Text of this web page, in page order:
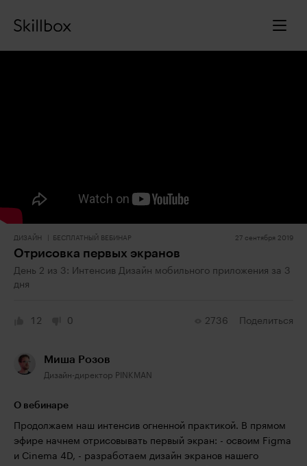
ДИЗАЙН БЕСПЛАТНЫЙ ВЕБИНАР 27 сентября 2019
Отрисовка первых экранов
День 2 из 3: Интенсив Дизайн мобильного приложения за 3
дня
12 0 2736 Поделиться
Миша Розов
Дизайн-директор PINKMAN
О вебинаре
Продолжаем наш интенсив огненной практикой. В прямом
эфире начнем отрисовывать первый экран: - освоим Figma
и Cinema 4D, - разработаем дизайн экранов нашего